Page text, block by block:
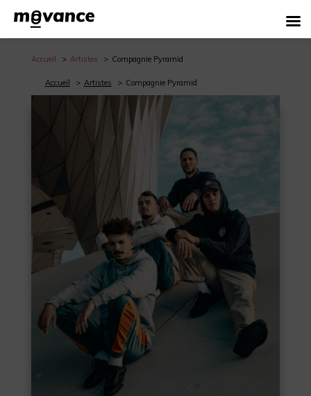
Accueil Artistes Compagnie Pyramid
Accueil Artistes Compagnie Pyramid